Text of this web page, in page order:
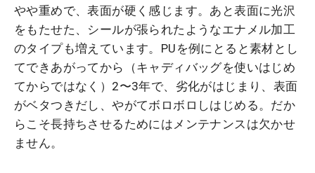
やや重めで、表面が硬く感じます。あと表面に光沢
をもたせた、シールが張られたようなエナメル加工
のタイプも増えています。PUを例にとると素材とし
てできあがってから（キャディバッグを使いはじめ
てからではなく）2〜3年で、劣化がはじまり、表面
がベタつきだし、やがてボロボロしはじめる。だか
らこそ長持ちさせるためにはメンテナンスは欠かせ
ません。